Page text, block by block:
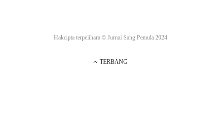
Hakcipta terpelihara © Jurnal Sang Pemula 2024
TERBANG